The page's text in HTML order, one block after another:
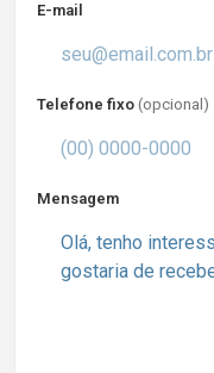
E-mail
Telefone fixo (opcional)
Mensagem